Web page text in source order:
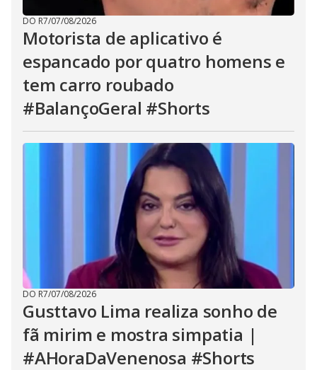
DO R7/07/08/2026
Motorista de aplicativo é
espancado por quatro homens e
tem carro roubado
#BalançoGeral #Shorts
DO R7/07/08/2026
Gusttavo Lima realiza sonho de
fã mirim e mostra simpatia |
#AHoraDaVenenosa #Shorts